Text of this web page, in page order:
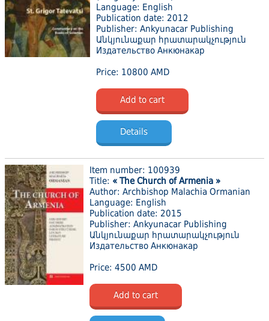
Language: English
Publication date: 2012
Publisher: Ankyunacar Publishing
Անկյունաքար հրատարակչություն
Издательство Анкюнакар
Price: 10800 AMD
Add to cart
Details
Item number: 100939
Title: « The Church of Armenia »
Author: Archbishop Malachia Ormanian
Language: English
Publication date: 2015
Publisher: Ankyunacar Publishing
Անկյունաքար հրատարակչություն
Издательство Анкюнакар
Price: 4500 AMD
Add to cart